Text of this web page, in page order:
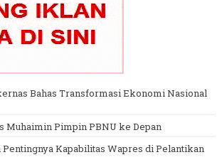
Bahas Transformasi Ekonomi Nasional
Muhaimin Pimpin PBNU ke Depan
Kapabilitas Wapres di Pelantikan